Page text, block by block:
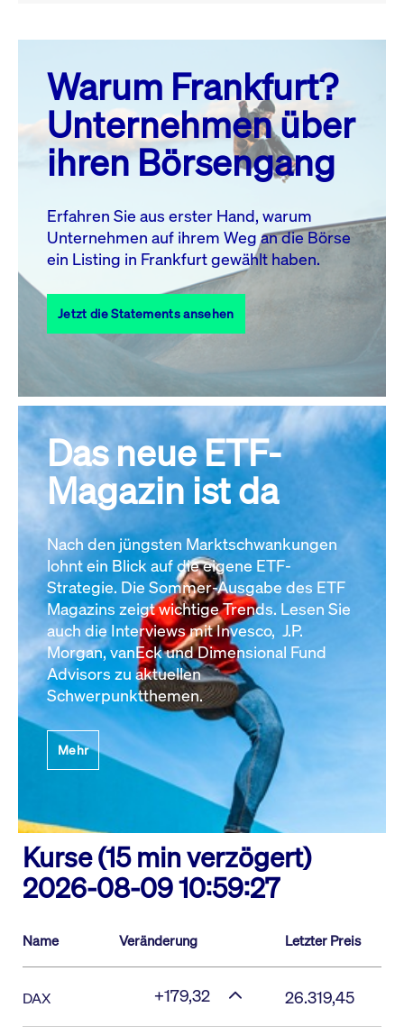
August 26
MO. DI. MI. DO. FR. SA. SO.
1
2
3
4 5 6 7 8
10 11 13 14
17
18 19 20 21 22
23
27 28
31
Alle Events
Warum Frankfurt?
Unternehmen über
ihren Börsengang
Erfahren Sie aus erster Hand, warum
Unternehmen auf ihrem Weg an die Börse
ein Listing in Frankfurt gewählt haben.
Jetzt die Statements ansehen
Das neue ETF-
Magazin ist da
Nach den jüngsten Marktschwankungen
lohnt ein Blick auf die eigene ETF-
Strategie. Die Sommer-Ausgabe des ETF
Magazins zeigt wichtige Trends. Lesen Sie
auch die Interviews mit Invesco, J.P.
Morgan, vanEck und Dimensional Fund
Advisors zu aktuellen
Schwerpunktthemen.
Mehr
Kurse (15 min verzögert)
2026-08-09 10:59:27
Name Veränderung Letzter Preis
DAX +179,32 26.319,45